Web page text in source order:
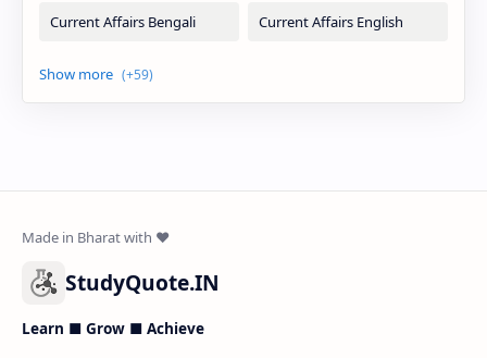
StudyQuote.IN
Learn ■ Grow ■ Achieve